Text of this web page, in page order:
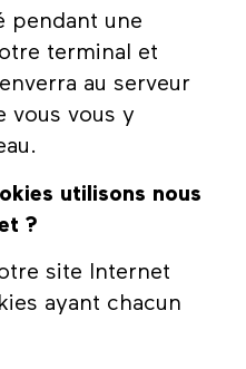
pendant une
terminal et
au serveur
vous vous y
utilisons nous
?
site Internet
ayant chacun